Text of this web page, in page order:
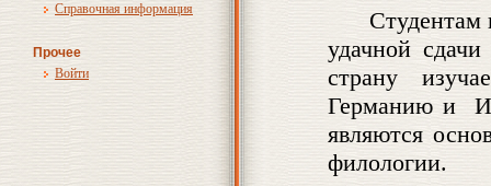
Справочная информация
Прочее
Войти
Студентам
удачной сдачи
страну
Германию и
являются
филологии.